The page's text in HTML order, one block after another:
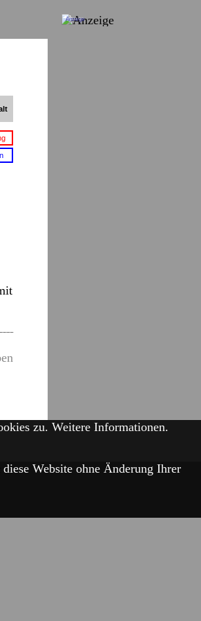
Anzeige
zu. Weitere Informationen.
Website ohne Änderung Ihrer